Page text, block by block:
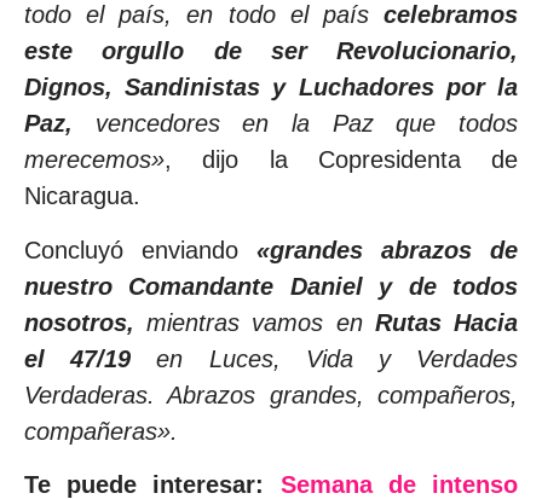
todo el país, en todo el país celebramos
este orgullo de ser Revolucionario,
Dignos, Sandinistas y Luchadores por la
Paz, vencedores en la Paz que todos
merecemos», dijo la Copresidenta de
Nicaragua.
Concluyó enviando
«grandes abrazos de
nuestro Comandante Daniel y de todos
nosotros,mientras vamos en Rutas Hacia
el 47/19en Luces, Vida y Verdades
Verdaderas. Abrazos grandes, compañeros,
compañeras».
Te puede interesar: Semana de intenso